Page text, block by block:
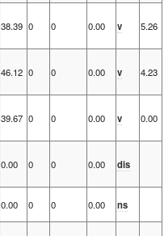
38.39 0 0 0.00 v 5.26
46.12 0 0 0.00 v 4.23
39.67 0 0 0.00 v 0.00
0.00 0 0 0.00 dis
0.00 0 0 0.00
ns